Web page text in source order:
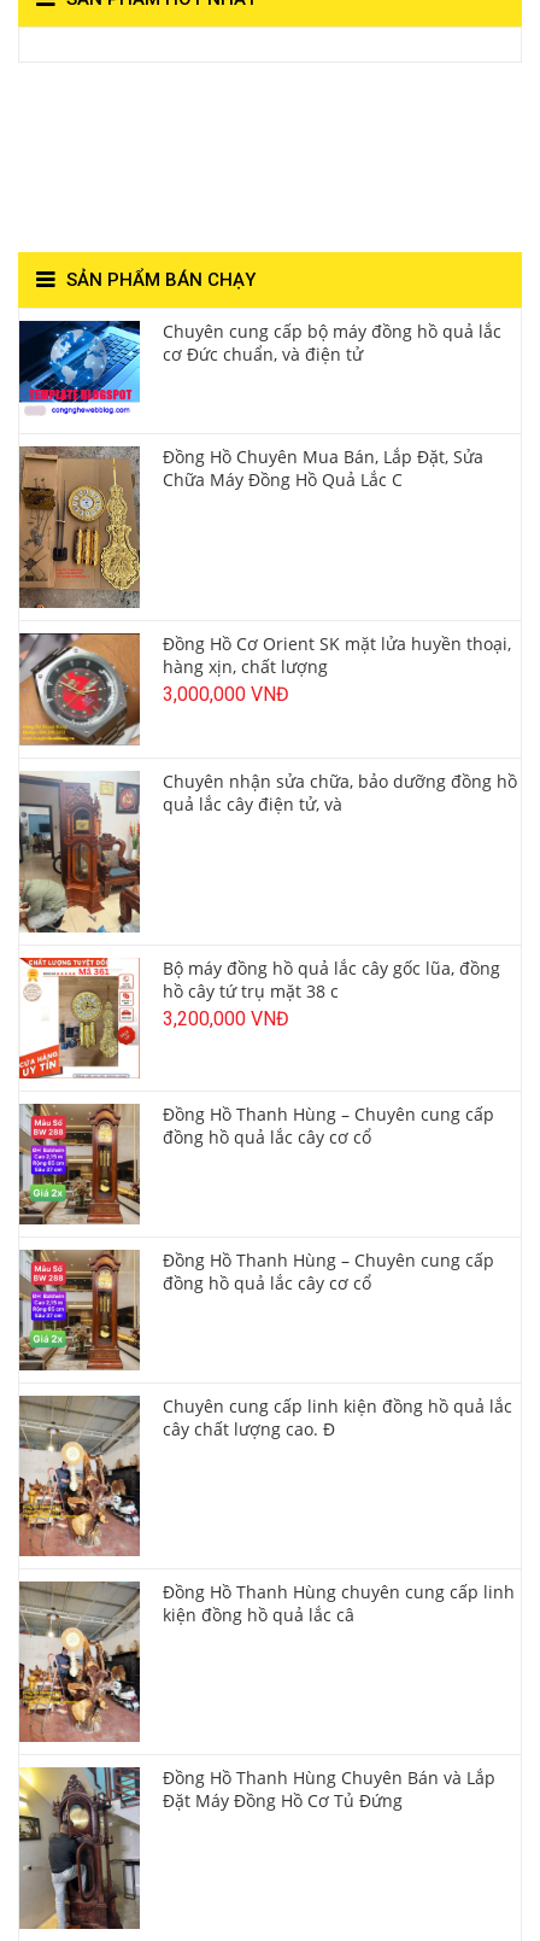
SẢN PHẨM BÁN CHẠY
Chuyên cung cấp bộ máy đồng hồ quả lắc
cơ Đức chuẩn, và điện tử
Đồng Hồ Chuyên Mua Bán, Lắp Đặt, Sửa
Chữa Máy Đồng Hồ Quả Lắc C
Đồng Hồ Cơ Orient SK mặt lửa huyền thoại,
hàng xịn, chất lượng
3,000,000 VNĐ
Chuyên nhận sửa chữa, bảo dưỡng đồng hồ
quả lắc cây điện tử, và
Bộ máy đồng hồ quả lắc cây gốc lũa, đồng
hồ cây tứ trụ mặt 38 c
3,200,000 VNĐ
Đồng Hồ Thanh Hùng – Chuyên cung cấp
đồng hồ quả lắc cây cơ cổ
Đồng Hồ Thanh Hùng – Chuyên cung cấp
đồng hồ quả lắc cây cơ cổ
Chuyên cung cấp linh kiện đồng hồ quả lắc
cây chất lượng cao. Đ
Đồng Hồ Thanh Hùng chuyên cung cấp linh
kiện đồng hồ quả lắc câ
Đồng Hồ Thanh Hùng Chuyên Bán và Lắp
Đặt Máy Đồng Hồ Cơ Tủ Đứng